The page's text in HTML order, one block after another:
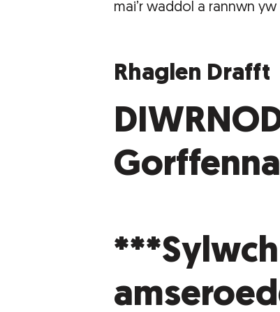
mai’r waddol a rannwn
Rhaglen Drafft
***